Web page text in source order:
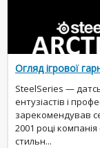
Огляд ігрової
SteelSeries —
ентузіастів і
зарекомендував
2001 році
стильн...